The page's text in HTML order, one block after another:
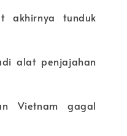
akhirnya tunduk
alat penjajahan
Vietnam gagal